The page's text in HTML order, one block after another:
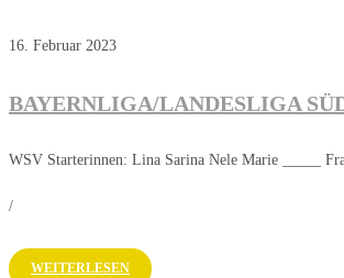
16. Februar 2023
BAYERNLIGA/LANDESLIGA
WSV Starterinnen: Lina Sarina Nele Marie _____
/
WEITERLESEN